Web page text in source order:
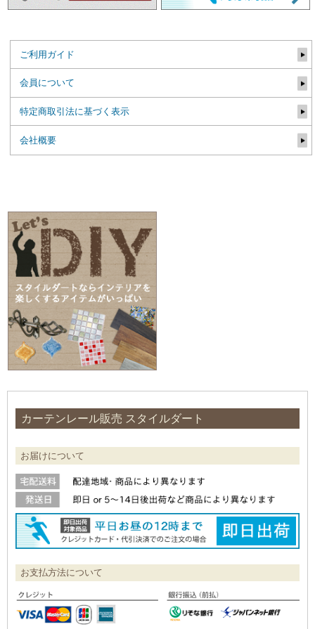
ご利用ガイド
会員について
特定商取引法に基づく表示
会社概要
カーテンレール販売 スタイルダート
お届けについて
お支払方法について